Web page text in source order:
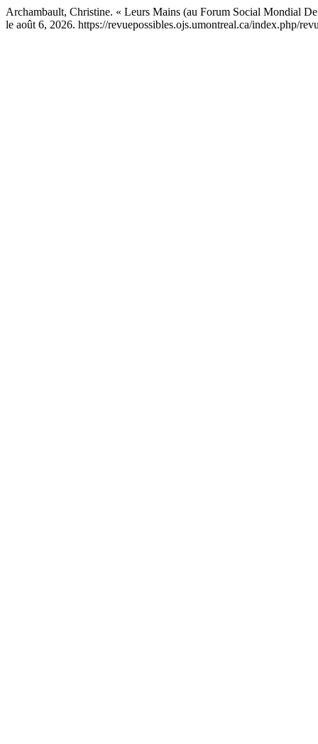
Archambault, Christine. « Leurs Mains (au Forum Social Mondial
le août 6, 2026. https://revuepossibles.ojs.umontreal.ca/index.php/